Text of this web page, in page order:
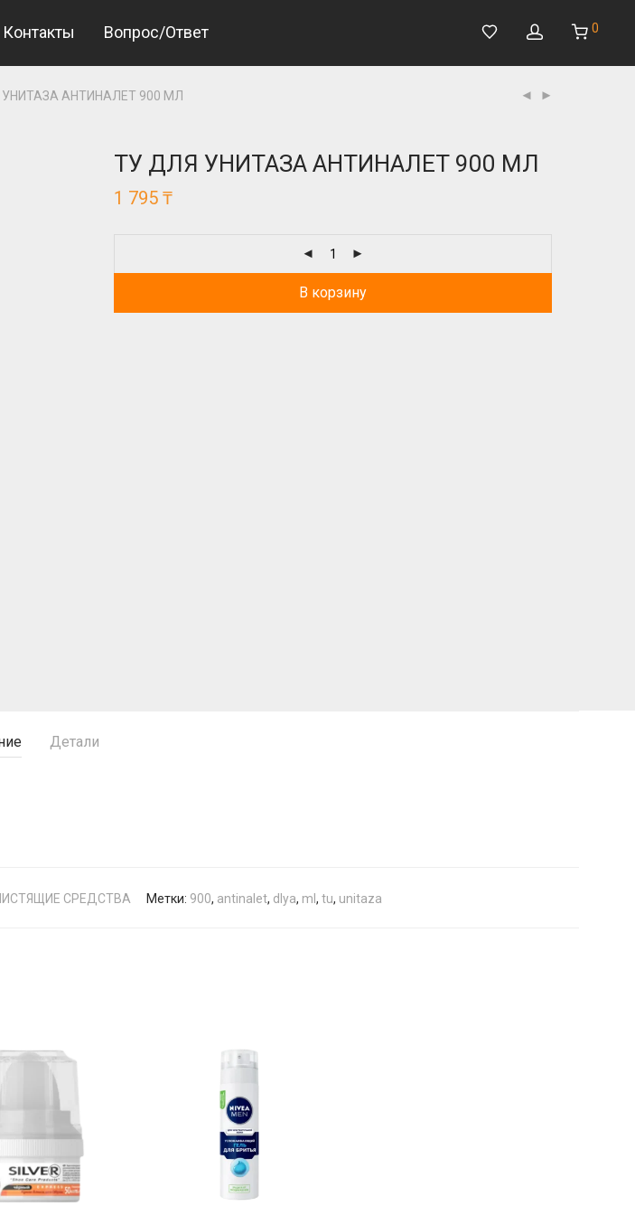
Контакты Вопрос/Ответ 0
АНТИНАЛЕТ 900 МЛ
ТУ ДЛЯ УНИТАЗА АНТИНАЛЕТ 900 МЛ
1 795 ₸
В корзину
Детали
СРЕДСТВА Метки: 900, antinalet, dlya, ml , tu, unitaza